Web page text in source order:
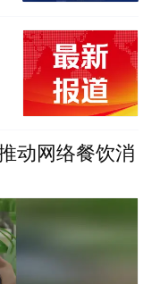
动网络餐饮消